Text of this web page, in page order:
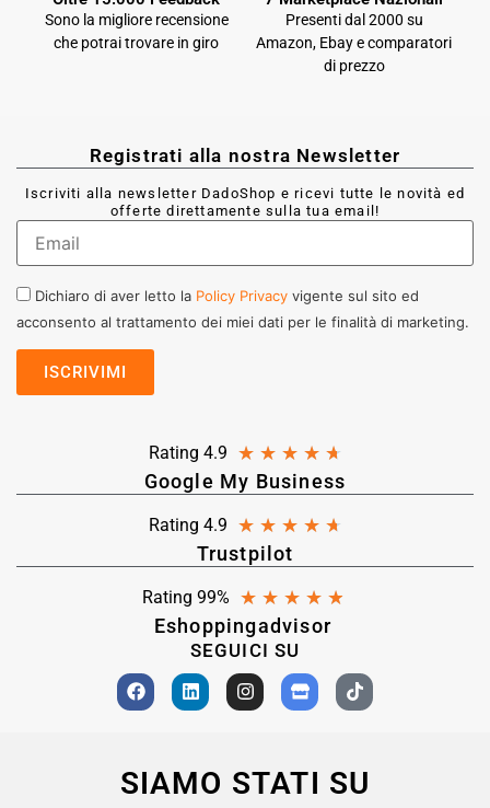
Sono la migliore recensione
che potrai trovare in giro
Presenti dal 2000 su
Amazon, Ebay e comparatori
di prezzo
Registrati alla nostra Newsletter
Iscriviti alla newsletter DadoShop e ricevi tutte le novità ed
offerte direttamente sulla tua email!
Dichiaro di aver letto la Policy Privacy vigente sul sito ed
acconsento al trattamento dei miei dati per le finalità di marketing.
Rating 4.9 ★ ★ ★ ★ ★
Google My Business
Rating 4.9 ★ ★ ★ ★ ★
Trustpilot
Rating 99% ★ ★ ★ ★ ★
Eshoppingadvisor
SEGUICI SU
SIAMO STATI SU